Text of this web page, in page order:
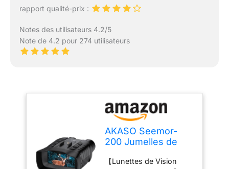
rapport qualité-prix :
Notes des utilisateurs 4.2/5
Note de 4.2 pour 274 utilisateurs
AKASO Seemor-
200 Jumelles de
Infrarouge Vision
【Lunettes de Vision